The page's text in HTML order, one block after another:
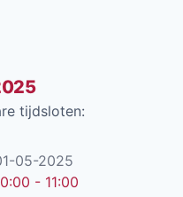
tijdsloten:
05-2025
- 11:00